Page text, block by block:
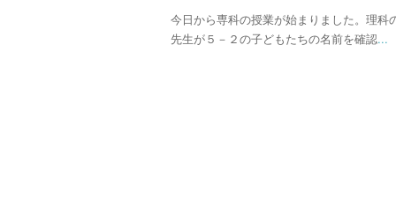
今日から専科の授業が始まりました。理科
先生が５－２の子どもたちの名前を確認...